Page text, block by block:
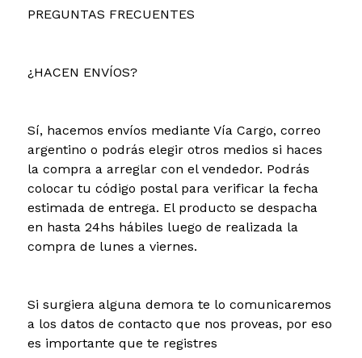
PREGUNTAS FRECUENTES
¿HACEN ENVÍOS?
Sí, hacemos envíos mediante Vía Cargo, correo
argentino o podrás elegir otros medios si haces
la compra a arreglar con el vendedor. Podrás
colocar tu código postal para verificar la fecha
estimada de entrega. El producto se despacha
en hasta 24hs hábiles luego de realizada la
compra de lunes a viernes.
Si surgiera alguna demora te lo comunicaremos
a los datos de contacto que nos proveas, por eso
es importante que te registres